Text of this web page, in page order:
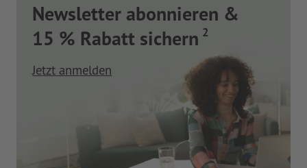
Newsletter abonnieren &
15 % Rabatt sichern 2
Jetzt anmelden